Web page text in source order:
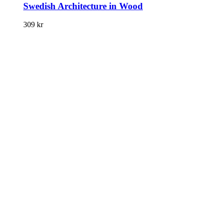
Swedish Architecture in Wood
309 kr